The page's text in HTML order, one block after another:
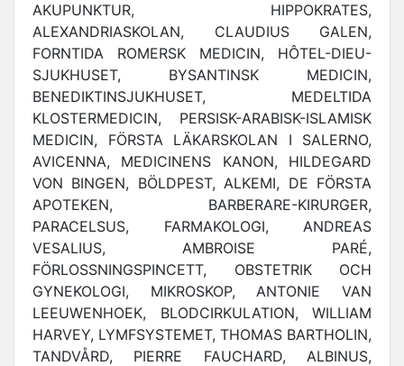
AKUPUNKTUR, HIPPOKRATES,
ALEXANDRIASKOLAN, CLAUDIUS GALEN,
FORNTIDA ROMERSK MEDICIN, HÔTEL-DIEU-
SJUKHUSET, BYSANTINSK MEDICIN,
BENEDIKTINSJUKHUSET, MEDELTIDA
KLOSTERMEDICIN, PERSISK-ARABISK-ISLAMISK
MEDICIN, FÖRSTA LÄKARSKOLAN I SALERNO,
AVICENNA, MEDICINENS KANON, HILDEGARD
VON BINGEN, BÖLDPEST, ALKEMI, DE FÖRSTA
APOTEKEN, BARBERARE-KIRURGER,
PARACELSUS, FARMAKOLOGI, ANDREAS
VESALIUS, AMBROISE PARÉ,
FÖRLOSSNINGSPINCETT, OBSTETRIK OCH
GYNEKOLOGI, MIKROSKOP, ANTONIE VAN
LEEUWENHOEK, BLODCIRKULATION, WILLIAM
HARVEY, LYMFSYSTEMET, THOMAS BARTHOLIN,
TANDVÅRD, PIERRE FAUCHARD, ALBINUS,